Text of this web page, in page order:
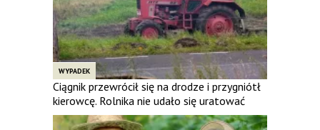
WYPADEK
Ciągnik przewrócił się na drodze i przygniótł
kierowcę. Rolnika nie udało się uratować